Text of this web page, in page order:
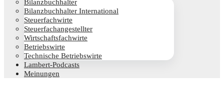
Bilanz­buch­hal­ter
Bilanz­buch­hal­ter International
Steu­er­fach­wir­te
Steu­er­fach­an­ge­stell­ter
Wirt­schafts­fach­wir­te
Betriebs­wir­te
Tech­ni­sche Betriebswirte
Lam­­bert-Pod­­casts
Mei­nun­gen